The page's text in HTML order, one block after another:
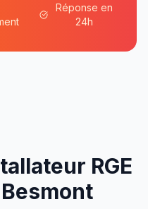
Réponse en
24h
RGE
Besmont